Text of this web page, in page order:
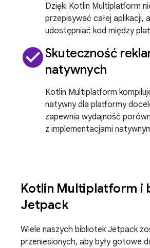
Dzięki Kotlin Multiplatform
przepisywać całej aplikacji,
udostępniać kod między
check_circleSkuteczność
natywnych
Kotlin Multiplatform
natywny dla platformy
zapewnia wydajność
z implementacjami
Kotlin Multiplatform i
Jetpack
Wiele naszych bibliotek Jetpack
przeniesionych, aby były gotowe